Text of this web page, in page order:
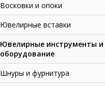
Восковки и опоки
Ювелирные вставки
Ювелирные инструменты и
оборудование
Шнуры и фурнитура